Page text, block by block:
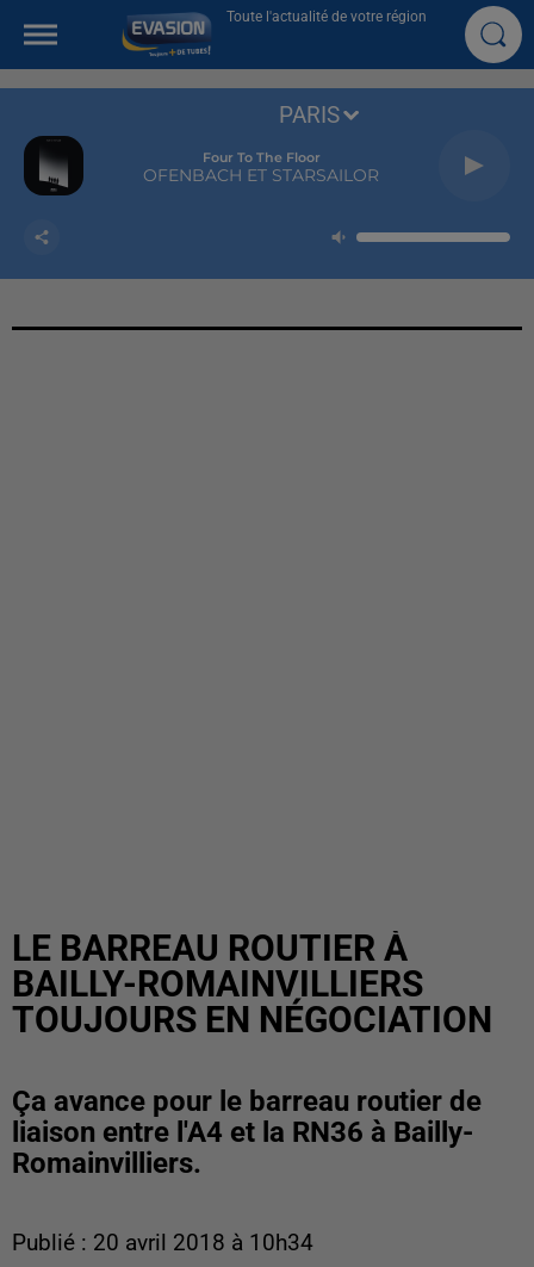
Toute l'actualité de votre région
Four To The Floor
OFENBACH ET STARSAILOR
PARIS
LE BARREAU ROUTIER À
BAILLY-ROMAINVILLIERS
TOUJOURS EN NÉGOCIATION
Ça avance pour le barreau routier de
liaison entre l'A4 et la RN36 à Bailly-
Romainvilliers.
Publié : 20 avril 2018 à 10h34